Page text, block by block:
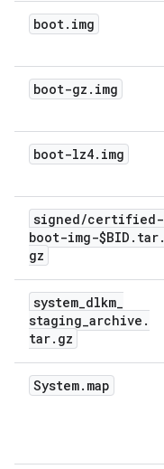
boot. img
boot-gz . img
boot-lz4. img
signed/certified-
boot-img-$BID . tar.
gz
system_dlkm_
staging_archive .
tar. gz
System. map